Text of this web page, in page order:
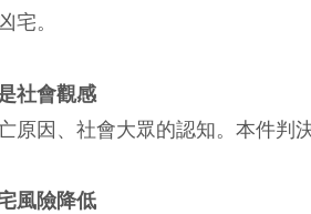
宅。
社會觀感
原因、社會大眾的認知。本件判
風險降低